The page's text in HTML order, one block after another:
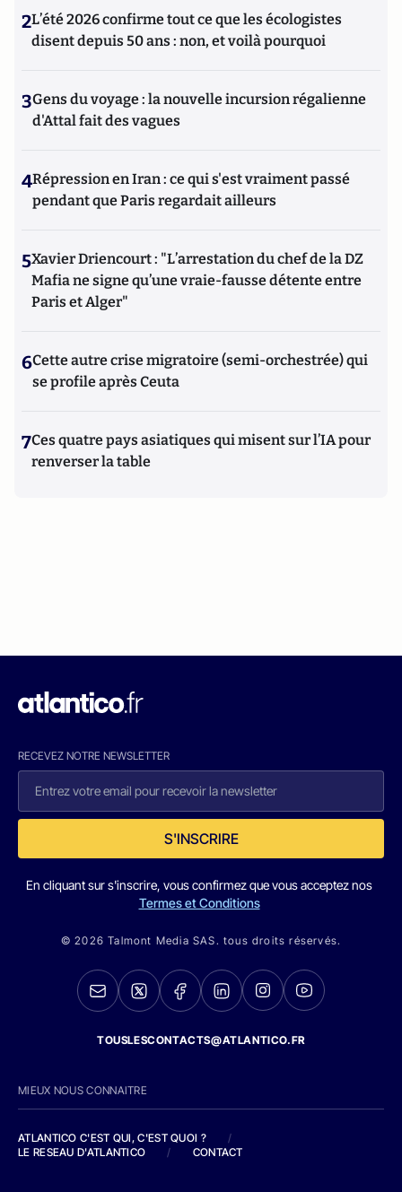
(Institut des Hautes Etudes de la Défense Nationale), les
actions d'influence et de contre-ingérence, les stratégies
d'attaques subversives adverses contre les entreprises, au
Stratégique de ces deux instituts. Il a également enseigné la
Géopolitique des Médias et de l'internet à l’IFP (Institut
Française de Presse) de l’université Paris 2 Panthéon-Assas,
d’attaques subversives contre les entreprises - Théorie et
pratique de la contre ingérence économique », paru chez
d'intelligence économique » paru en 2020 aux Presses
Universitaires de France (PUF).
2L’été 2026 confirme tout ce que les écologistes
disent depuis 50 ans : non, et voilà pourquoi
3Gens du voyage : la nouvelle incursion régalienne
d'Attal fait des vagues
4Répression en Iran : ce qui s'est vraiment passé
pendant que Paris regardait ailleurs
5Xavier Driencourt : "L’arrestation du chef de la DZ
Mafia ne signe qu’une vraie-fausse détente entre
Paris et Alger"
6Cette autre crise migratoire (semi-orchestrée) qui
se profile après Ceuta
7Ces quatre pays asiatiques qui misent sur l’IA pour
renverser la table
RECEVEZ NOTRE NEWSLETTER
S'INSCRIRE
En cliquant sur s'inscrire, vous confirmez que vous acceptez nos
Termes et Conditions
© 2026 Talmont Media SAS. tous droits réservés.
TOUSLESCONTACTS@ATLANTICO.FR
MIEUX NOUS CONNAITRE
ATLANTICO C'EST QUI, C'EST QUOI ?
/
LE RESEAU D'ATLANTICO
/ CONTACT